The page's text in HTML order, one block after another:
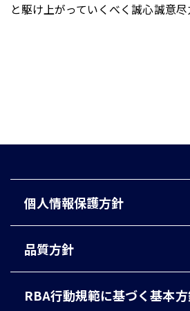
と駆け上がっていくべく誠⼼誠意尽
個人情報保護方針
品質方針
RBA行動規範に基づく基本